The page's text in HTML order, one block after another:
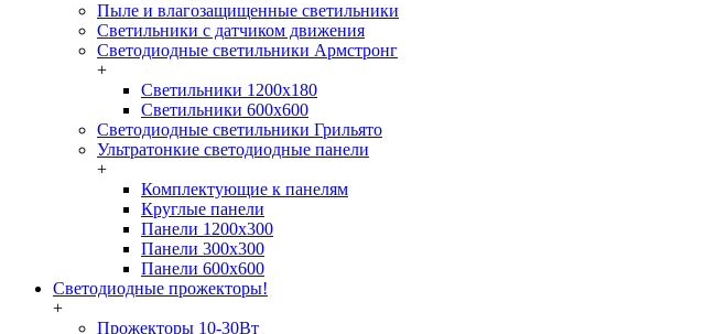
Пыле и влагозащищенные светильники
Светильники с датчиком движения
Светодиодные светильники Армстронг
+
Светильники 1200х180
Светильники 600х600
Светодиодные светильники Грильято
Ультратонкие светодиодные панели
+
Комплектующие к панелям
Круглые панели
Панели 1200х300
Панели 300х300
Панели 600х600
Светодиодные прожекторы!
+
Прожекторы 10-30Вт